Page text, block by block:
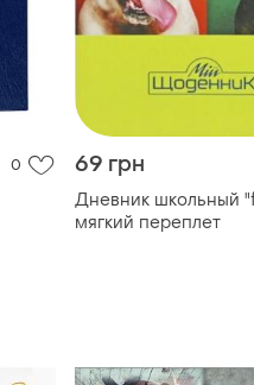
0 69 грн
Дневник школьный
мягкий переплет